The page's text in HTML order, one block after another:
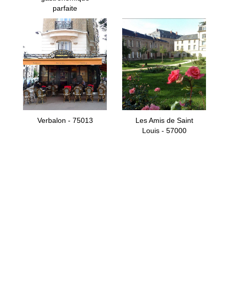
parfaite
Verbalon - 75013
Les Amis de Saint
Louis - 57000